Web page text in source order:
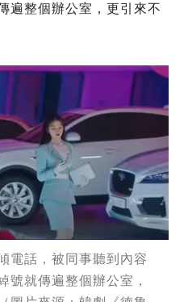
遍整個辦公室，更引來不
電話，被同事聽到內容
號就傳遍整個辦公室，